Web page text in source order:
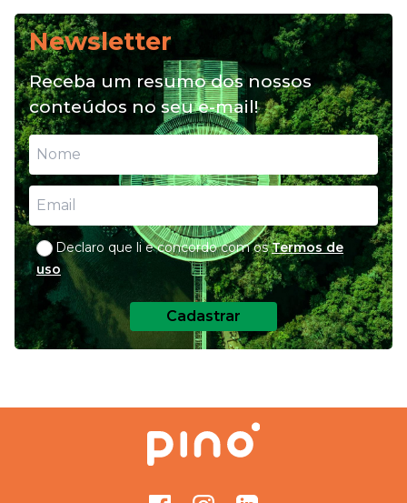
4
Alimentação natural e mix
feeding: conheça essas opções
para nutrição do seu pet
Newsletter
Receba um resumo dos nossos
conteúdos no seu e-mail!
Declaro que li e concordo com os Termos de
uso
Cadastrar